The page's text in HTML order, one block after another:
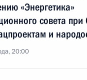
«Энергетика»
совета
и
20:00